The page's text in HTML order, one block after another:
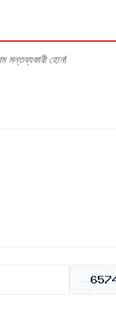
মন্তব্যকারী হোন!